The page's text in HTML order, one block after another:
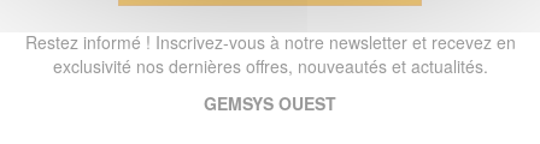
Restez informé ! Inscrivez-vous à notre newsletter et recevez en
exclusivité nos dernières offres, nouveautés et actualités.
GEMSYS OUEST